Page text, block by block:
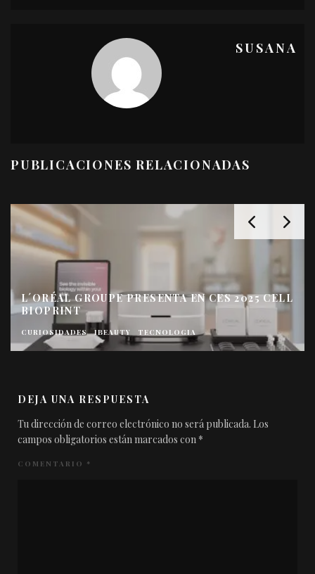
SUSANA
PUBLICACIONES RELACIONADAS
L´ORÉAL GROUPE PRESENTA EN CES 2025 CELL
BIOPRINT
CURIOSIDADES IBEAUTY TECNOLOGIA
DEJA UNA RESPUESTA
Tu dirección de correo electrónico no será publicada. Los
campos obligatorios están marcados con *
COMENTARIO *